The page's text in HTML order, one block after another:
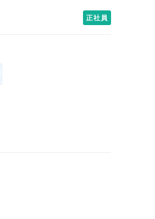
正社員